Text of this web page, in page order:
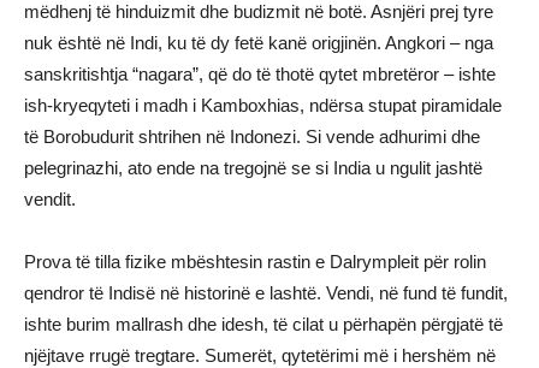
mëdhenj të hinduizmit dhe budizmit në botë. Asnjëri prej tyre
nuk është në Indi, ku të dy fetë kanë origjinën. Angkori – nga
sanskritishtja “nagara”, që do të thotë qytet mbretëror – ishte
ish-kryeqyteti i madh i Kamboxhias, ndërsa stupat piramidale
të Borobudurit shtrihen në Indonezi. Si vende adhurimi dhe
pelegrinazhi, ato ende na tregojnë se si India u ngulit jashtë
vendit.
Prova të tilla fizike mbështesin rastin e Dalrympleit për rolin
qendror të Indisë në historinë e lashtë. Vendi, në fund të fundit,
ishte burim mallrash dhe idesh, të cilat u përhapën përgjatë të
njëjtave rrugë tregtare. Sumerët, qytetërimi më i hershëm në